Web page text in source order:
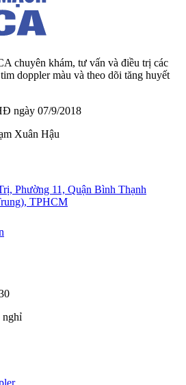
chuyên khám, tư vấn và điều trị các
doppler màu và theo dõi tăng huyết
ngày 07/9/2018
Xuân Hậu
Phường 11, Quận Bình Thạnh
TPHCM
nghỉ